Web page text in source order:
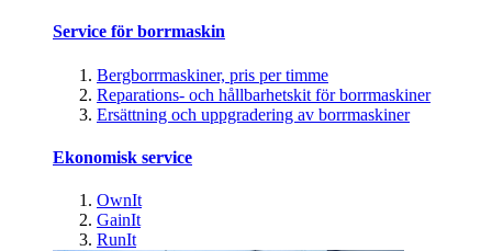
Service för borrmaskin
Bergborrmaskiner, pris per timme
Reparations- och hållbarhetskit för borrmaskiner
Ersättning och uppgradering av borrmaskiner
Ekonomisk service
OwnIt
GainIt
RunIt